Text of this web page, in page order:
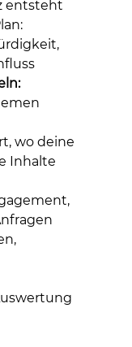
entsteht
wo deine
Inhalte